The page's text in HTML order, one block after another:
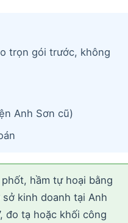
trọn gói trước, không
Anh Sơn cũ)
hầm tự hoại bằng
kinh doanh tại Anh
đo tạ hoặc khối công